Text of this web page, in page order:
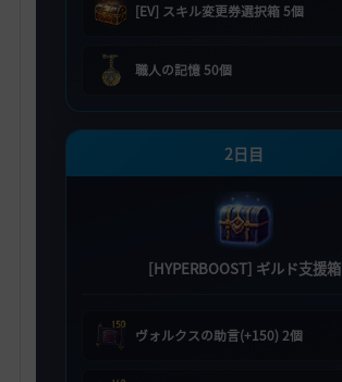
[EV] スキル変更券選択箱 5個
職人の記憶 50個
2日目
[HYPERBOOST] ギルド支援箱
ヴォルクスの助言(+150) 2個